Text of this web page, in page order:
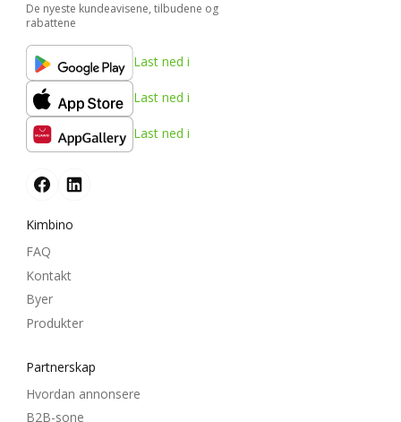
De nyeste kundeavisene, tilbudene og
rabattene
Last ned i
Last ned i
Last ned i
Kimbino
FAQ
Kontakt
Byer
Produkter
Partnerskap
Hvordan annonsere
B2B-sone